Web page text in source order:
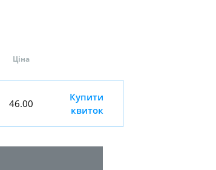
Ціна
46.00
Купити
квиток